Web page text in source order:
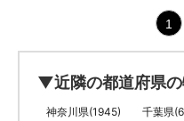
1
▼近隣の都道府県
神奈川県(1945) 千葉県